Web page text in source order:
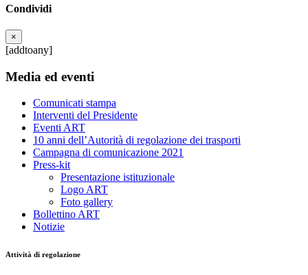
Condividi
×
[addtoany]
Media ed eventi
Comunicati stampa
Interventi del Presidente
Eventi ART
10 anni dell’Autorità di regolazione dei trasporti
Campagna di comunicazione 2021
Press-kit
Presentazione istituzionale
Logo ART
Foto gallery
Bollettino ART
Notizie
Attività di regolazione